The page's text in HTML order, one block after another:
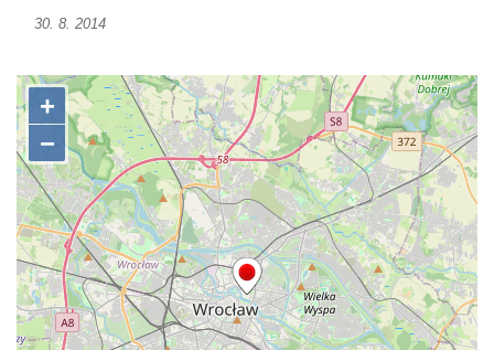
Sfinga II. na Sfingovém rybníku v
Sfinga I. na Sfingovém rybníku v zámeckém
parku v Duchcově
Socha Minervy na nádvoří zámku v
Duchcově
Socha Herkula se saní na nádvoří zámku v
Duchcově
Socha Herkula se lvem na nádvoří zámku v
Duchcově
Socha Marse na nádvoří zámku v
30. 8. 2014